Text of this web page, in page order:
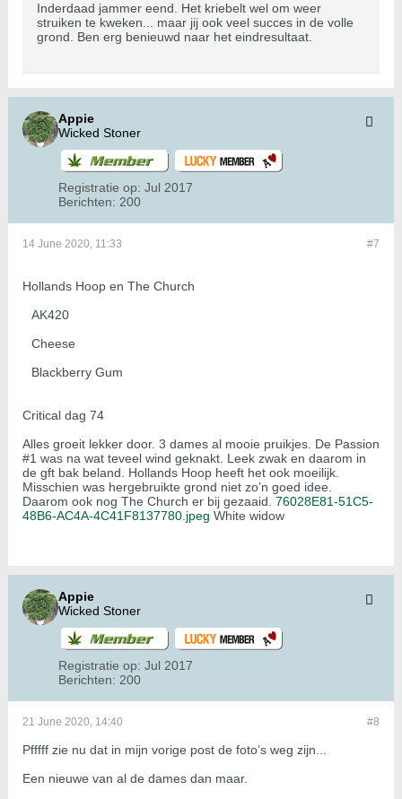
Inderdaad jammer eend. Het kriebelt wel om weer
struiken te kweken... maar jij ook veel succes in de volle
grond. Ben erg benieuwd naar het eindresultaat.
Appie
Wicked Stoner
Registratie op: Jul 2017
Berichten: 200
#7
14 June 2020, 11:33
Hollands Hoop en The Church
AK420
​​Cheese
​Blackberry Gum
Critical dag 74
Alles groeit lekker door. 3 dames al mooie pruikjes. De Passion
#1 was na wat teveel wind geknakt. Leek zwak en daarom in
de gft bak beland. Hollands Hoop heeft het ook moeilijk.
Misschien was hergebruikte grond niet zo’n goed idee.
Daarom ook nog The Church er bij gezaaid. 76028E81-51C5-
48B6-AC4A-4C41F8137780.jpeg White widow
Appie
Wicked Stoner
Registratie op: Jul 2017
Berichten: 200
#8
21 June 2020, 14:40
Pfffff zie nu dat in mijn vorige post de foto’s weg zijn...
Een nieuwe van al de dames dan maar.